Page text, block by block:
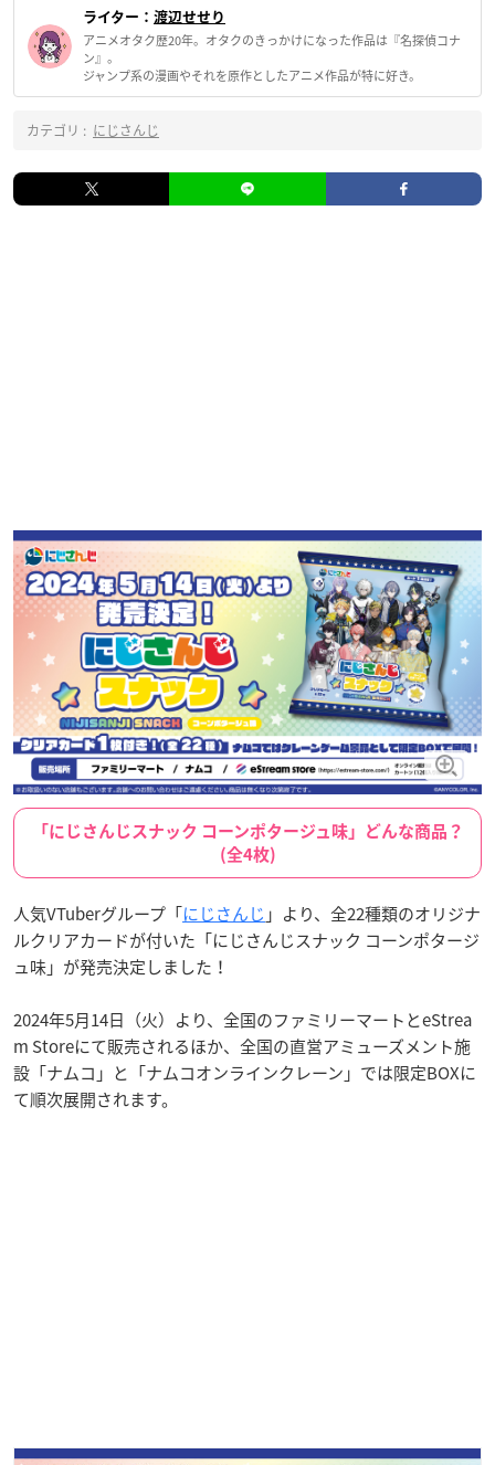
ライター： 渡辺せせり
アニメオタク歴20年。オタクのきっかけになった作品は『名探偵コナ
ン』。
ジャンプ系の漫画やそれを原作としたアニメ作品が特に好き。
カテゴリ : にじさんじ
「にじさんじスナック コーンポタージュ味」どんな商品？
(全4枚)
人気VTuberグループ「にじさんじ 」より、全22種類のオリジナ
ルクリアカードが付いた「にじさんじスナック コーンポタージ
ュ味」が発売決定しました！
2024年5月14日（火）より、全国のファミリーマートとeStrea
m Storeにて販売されるほか、全国の直営アミューズメント施
設「ナムコ」と「ナムコオンラインクレーン」では限定BOXに
て順次展開されます。